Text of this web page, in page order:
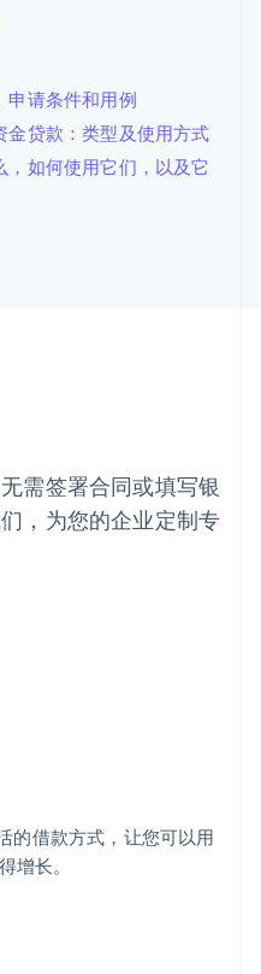
申请条件和用例
贷款：类型及使用方式
如何使用它们，以及它
需签署合同或填写银
，为您的企业定制专
借款方式，让您可以用
增长。